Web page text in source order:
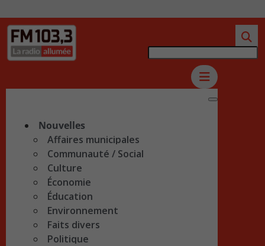
Nouvelles
Affaires municipales
Communauté / Social
Culture
Économie
Éducation
Environnement
Faits divers
Politique